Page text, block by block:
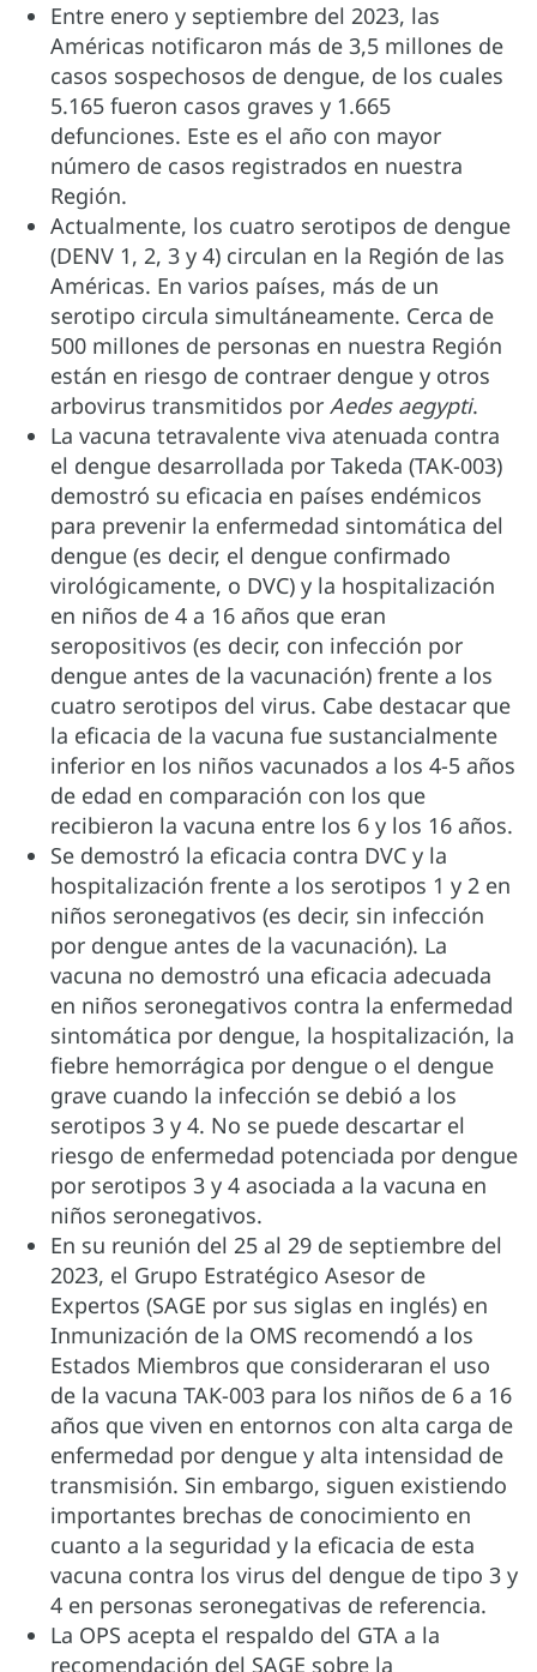
Entre enero y septiembre del 2023, las
Américas notificaron más de 3,5 millones de
casos sospechosos de dengue, de los cuales
5.165 fueron casos graves y 1.665
defunciones. Este es el año con mayor
número de casos registrados en nuestra
Región.
Actualmente, los cuatro serotipos de dengue
(DENV 1, 2, 3 y 4) circulan en la Región de las
Américas. En varios países, más de un
serotipo circula simultáneamente. Cerca de
500 millones de personas en nuestra Región
están en riesgo de contraer dengue y otros
arbovirus transmitidos por Aedes aegypti.
La vacuna tetravalente viva atenuada contra
el dengue desarrollada por Takeda (TAK-003)
demostró su eficacia en países endémicos
para prevenir la enfermedad sintomática del
dengue (es decir, el dengue confirmado
virológicamente, o DVC) y la hospitalización
en niños de 4 a 16 años que eran
seropositivos (es decir, con infección por
dengue antes de la vacunación) frente a los
cuatro serotipos del virus. Cabe destacar que
la eficacia de la vacuna fue sustancialmente
inferior en los niños vacunados a los 4-5 años
de edad en comparación con los que
recibieron la vacuna entre los 6 y los 16 años.
Se demostró la eficacia contra DVC y la
hospitalización frente a los serotipos 1 y 2 en
niños seronegativos (es decir, sin infección
por dengue antes de la vacunación). La
vacuna no demostró una eficacia adecuada
en niños seronegativos contra la enfermedad
sintomática por dengue, la hospitalización, la
fiebre hemorrágica por dengue o el dengue
grave cuando la infección se debió a los
serotipos 3 y 4. No se puede descartar el
riesgo de enfermedad potenciada por dengue
por serotipos 3 y 4 asociada a la vacuna en
niños seronegativos.
En su reunión del 25 al 29 de septiembre del
2023, el Grupo Estratégico Asesor de
Expertos (SAGE por sus siglas en inglés) en
Inmunización de la OMS recomendó a los
Estados Miembros que consideraran el uso
de la vacuna TAK-003 para los niños de 6 a 16
años que viven en entornos con alta carga de
enfermedad por dengue y alta intensidad de
transmisión. Sin embargo, siguen existiendo
importantes brechas de conocimiento en
cuanto a la seguridad y la eficacia de esta
vacuna contra los virus del dengue de tipo 3 y
4 en personas seronegativas de referencia.
La OPS acepta el respaldo del GTA a la
recomendación del SAGE sobre la